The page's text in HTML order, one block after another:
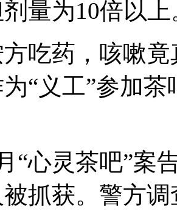
量为10倍以上
吃药，咳嗽
“义工”参加
“心灵茶吧”案
抓获。警方